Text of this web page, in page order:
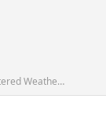
Monsoon Alert: Heavy Rain In 20 States And Heatwave Double Attack In India, Has Climate Change Altered Weather Calendar?